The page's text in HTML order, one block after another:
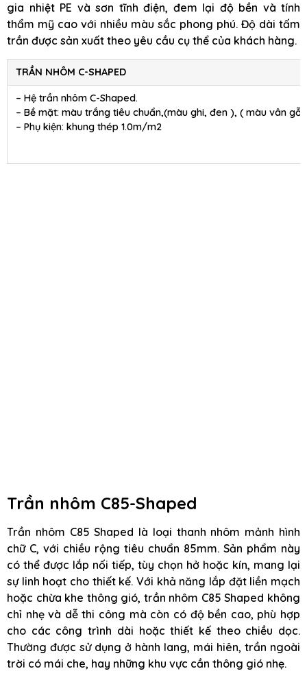
gia nhiệt PE và sơn tĩnh điện, đem lại độ bền và tính
thẩm mỹ cao với nhiều màu sắc phong phú. Độ dài tấm
trần được sản xuất theo yêu cầu cụ thể của khách hàng.
TRẦN NHÔM C-SHAPED
– Hệ trần nhôm C-Shaped.
– Bề mặt: màu trắng tiêu chuẩn,(màu ghi, đen ), ( màu vân gỗ
– Phụ kiện: khung thép 1.0m/m2
Trần nhôm C85-Shaped
Trần nhôm C85 Shaped là loại thanh nhôm mảnh hình
chữ C, với chiều rộng tiêu chuẩn 85mm. Sản phẩm này
có thể được lắp nối tiếp, tùy chọn hở hoặc kín, mang lại
sự linh hoạt cho thiết kế. Với khả năng lắp đặt liền mạch
hoặc chừa khe thông gió, trần nhôm C85 Shaped không
chỉ nhẹ và dễ thi công mà còn có độ bền cao, phù hợp
cho các công trình dài hoặc thiết kế theo chiều dọc.
Thường được sử dụng ở hành lang, mái hiên, trần ngoài
trời có mái che, hay những khu vực cần thông gió nhẹ.